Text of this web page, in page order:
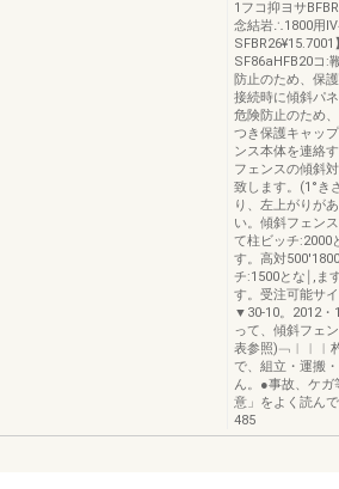
1フコ抑ヨサ
念結岩∴1800用
SF86aHFB20コ:
防止のため、保
接続時に傾斜パ
危険防止のため
つき保護キャッ
ンス本体を連絡
フェンスの傾斜
致します。(1°き
り、左上がりが
い。傾斜フェン
て柱ビッチ:2000
す。高対
チ:1500とな￨,ま
す。受注可能サ
▼30‐10。2012
って、傾斜フェ
表参照)﹁︱︱︱
で、組立・運搬
ん。●事故、ケガ
意」をよく読ん
485